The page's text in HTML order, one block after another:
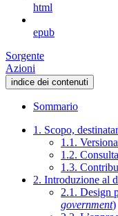
html
epub
Sorgente
Azioni
indice dei contenuti
Sommario
1. Scopo,
1.1.
1.2.
1.3.
2. Introduzione al
2.1. Design
government)